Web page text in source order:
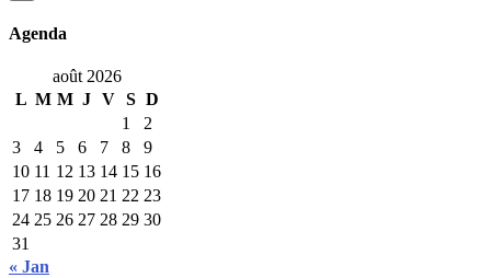
Agenda
août 2026
L M M J V S D
1
2
3
4 5 6 7 8
9
10 11 12 13 14 15 16
17 18 19 20 21 22 23
24 25 26 27 28 29 30
31
« Jan